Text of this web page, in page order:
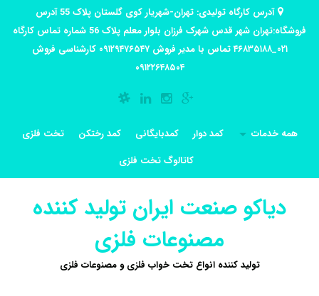
آدرس کارگاه تولیدی: تهران-شهریار کوی گلستان پلاک 55 آدرس
فروشگاه:تهران شهر قدس شهرک فرزان بلوار معلم پلاک 56 شماره تماس کارگاه
۰۲۱_۴۶۸۳۵۱۸۸ تماس با مدیر فروش ۰۹۱۲۹۴۷۶۵۴۷ کارشناسی فروش
۰۹۱۲۲۶۴۸۵۰۴
همه خدمات کمد دوار کمدبایگانی کمد رختکن
تخت فلزی
کاتالوگ تخت فلزی
دیاکو صنعت ایران تولید کننده
مصنوعات فلزی
تولید کننده انواع تخت خواب فلزی و مصنوعات فلزی